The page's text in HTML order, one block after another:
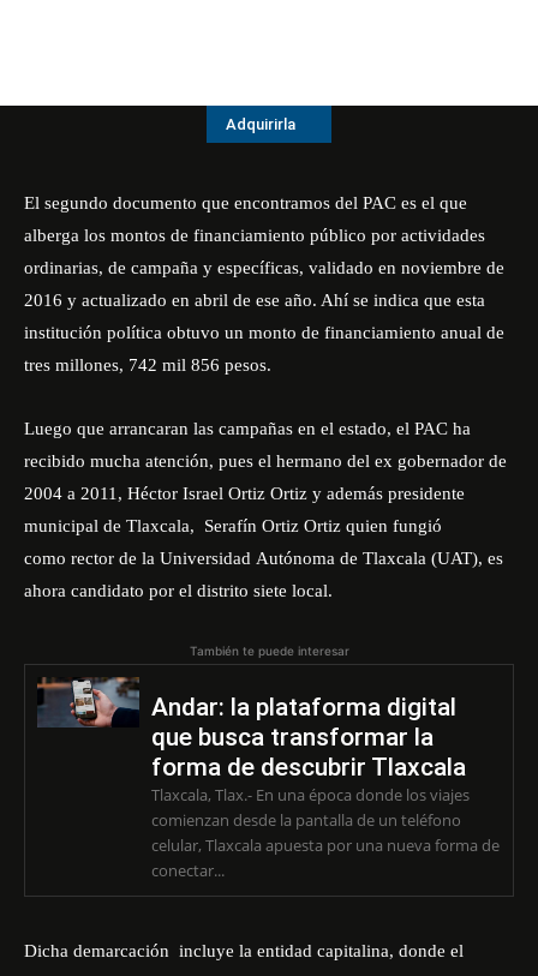
Adquirirla
El segundo documento que encontramos del PAC es el que
alberga los montos de financiamiento público por actividades
ordinarias, de campaña y específicas, validado en noviembre de
2016 y actualizado en abril de ese año. Ahí se indica que esta
institución política obtuvo un monto de financiamiento anual de
tres millones, 742 mil 856 pesos.
Luego que arrancaran las campañas en el estado, el PAC ha
recibido mucha atención, pues el hermano del ex gobernador de
2004 a 2011, Héctor Israel Ortiz Ortiz y además presidente
municipal de Tlaxcala, Serafín Ortiz Ortiz quien fungió
como rector de la Universidad Autónoma de Tlaxcala (UAT), es
ahora candidato por el distrito siete local.
También te puede interesar
Andar: la plataforma digital
que busca transformar la
forma de descubrir Tlaxcala
Tlaxcala, Tlax.- En una época donde los viajes
comienzan desde la pantalla de un teléfono
celular, Tlaxcala apuesta por una nueva forma de
conectar...
Dicha demarcación incluye la entidad capitalina, donde el